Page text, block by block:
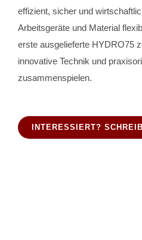
effizient, sicher und
Arbeitsgeräte und Material
erste ausgelieferte HYDRO75
innovative Technik und
zusammenspielen.
INTERESSIERT?